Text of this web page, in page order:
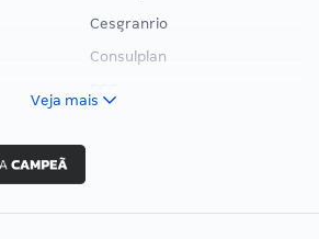
Cesgranrio
Consulplan
Veja mais